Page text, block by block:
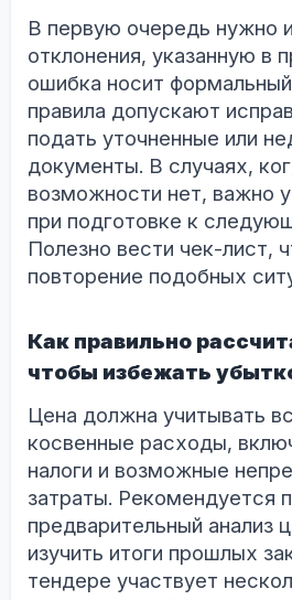
В первую очередь нужно
отклонения, указанную в
ошибка носит
правила допускают
подать уточненные или
документы. В случаях,
возможности нет, важно
при подготовке к
Полезно вести чек-лист,
повторение подобных
Как правильно
чтобы избежать
Цена должна учитывать
косвенные расходы,
налоги и возможные
затраты. Рекомендуется
предварительный анализ
изучить итоги прошлых
тендере участвует